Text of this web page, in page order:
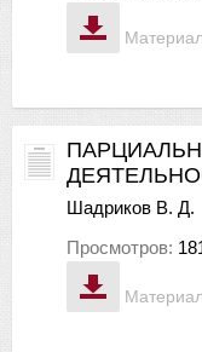
Шадриков В. Д.
Просмотров: